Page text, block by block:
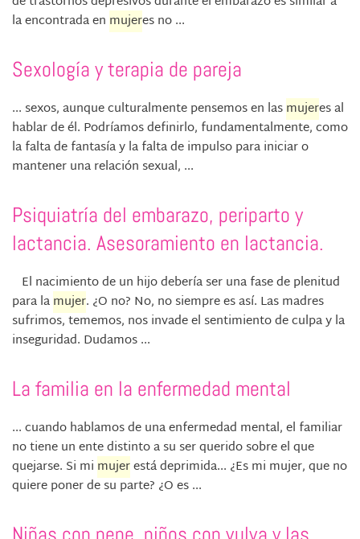
la encontrada en mujeres no ...
Sexología y terapia de pareja
... sexos, aunque culturalmente pensemos en lasmujeres al
hablar de él. Podríamos definirlo, fundamentalmente, como
la falta de fantasía y la falta de impulso para iniciar o
mantener una relación sexual, ...
Psiquiatría del embarazo, periparto y
lactancia. Asesoramiento en lactancia.
El nacimiento de un hijo debería ser una fase de plenitud
para lamujer. ¿O no? No, no siempre es así. Las madres
sufrimos, tememos, nos invade el sentimiento de culpa y la
inseguridad. Dudamos ...
La familia en la enfermedad mental
... cuando hablamos de una enfermedad mental, el familiar
no tiene un ente distinto a su ser querido sobre el que
quejarse. Si mi mujerestá deprimida... ¿Es mi mujer, que no
quiere poner de su parte? ¿O es ...